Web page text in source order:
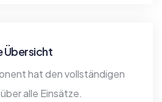
Übersicht
hat den vollständigen
alle Einsätze.